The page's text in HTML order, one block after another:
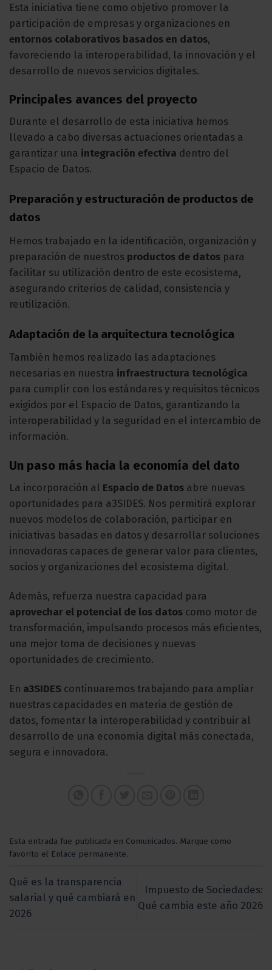
Esta iniciativa tiene como objetivo promover la
participación de empresas y organizaciones en
entornos colaborativos basados en datos,
favoreciendo la interoperabilidad, la innovación y el
desarrollo de nuevos servicios digitales.
Principales avances del proyecto
Durante el desarrollo de esta iniciativa hemos
llevado a cabo diversas actuaciones orientadas a
garantizar una integración efectiva dentro del
Espacio de Datos.
Preparación y estructuración de productos de
datos
Hemos trabajado en la identificación, organización y
preparación de nuestros productos de datos para
facilitar su utilización dentro de este ecosistema,
asegurando criterios de calidad, consistencia y
reutilización.
Adaptación de la arquitectura tecnológica
También hemos realizado las adaptaciones
necesarias en nuestra infraestructura tecnológica
para cumplir con los estándares y requisitos técnicos
exigidos por el Espacio de Datos, garantizando la
interoperabilidad y la seguridad en el intercambio de
información.
Un paso más hacia la economía del dato
La incorporación al Espacio de Datos abre nuevas
oportunidades para a3SIDES. Nos permitirá explorar
nuevos modelos de colaboración, participar en
iniciativas basadas en datos y desarrollar soluciones
innovadoras capaces de generar valor para clientes,
socios y organizaciones del ecosistema digital.
Además, refuerza nuestra capacidad para
aprovechar el potencial de los datos como motor de
transformación, impulsando procesos más eficientes,
una mejor toma de decisiones y nuevas
oportunidades de crecimiento.
En a3SIDES continuaremos trabajando para ampliar
nuestras capacidades en materia de gestión de
datos, fomentar la interoperabilidad y contribuir al
desarrollo de una economía digital más conectada,
segura e innovadora.
Esta entrada fue publicada en Comunicados. Marque como
favorito el Enlace permanente.
Qué es la transparencia
salarial y qué cambiará en
2026
Impuesto de Sociedades:
Qué cambia este año 2026